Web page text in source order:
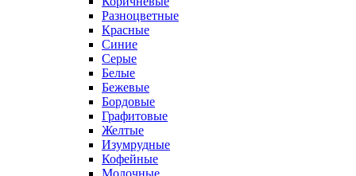
Разноцветные
Красные
Синие
Серые
Белые
Бежевые
Бордовые
Графитовые
Желтые
Изумрудные
Кофейные